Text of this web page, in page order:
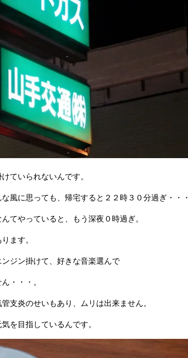
ていられないんです。
風に思っても、帰宅すると２２時３０分過ぎ・・・
てやっていると、もう深夜０時過ぎ。
ます。
ジン掛けて、好きな音楽選んで
・・・。
支炎のせいもあり、ムリは出来ません。
を目指しているんです。